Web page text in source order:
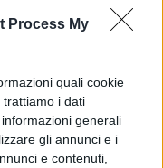
Process My
quali cookie
i dati
generali
gli annunci e i
e contenuti,